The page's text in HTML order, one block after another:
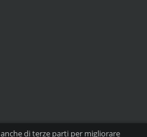
di terze parti per migliorare